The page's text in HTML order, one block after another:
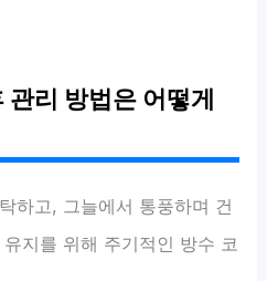
관리 방법은 어떻게
하고, 그늘에서 통풍하며 건
지를 위해 주기적인 방수 코